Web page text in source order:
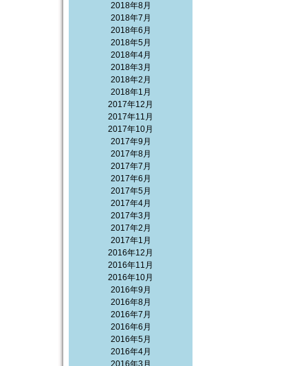
2018年8月
2018年7月
2018年6月
2018年5月
2018年4月
2018年3月
2018年2月
2018年1月
2017年12月
2017年11月
2017年10月
2017年9月
2017年8月
2017年7月
2017年6月
2017年5月
2017年4月
2017年3月
2017年2月
2017年1月
2016年12月
2016年11月
2016年10月
2016年9月
2016年8月
2016年7月
2016年6月
2016年5月
2016年4月
2016年3月